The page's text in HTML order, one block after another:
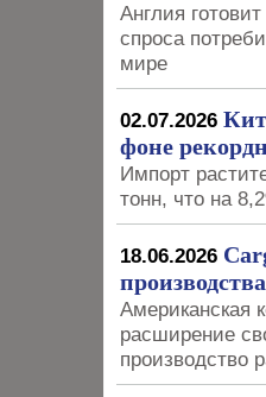
Англия
спроса
мире
02.07.2026
фоне
Импорт
тонн, что на
18.06.2026
Американская
расширение
производство